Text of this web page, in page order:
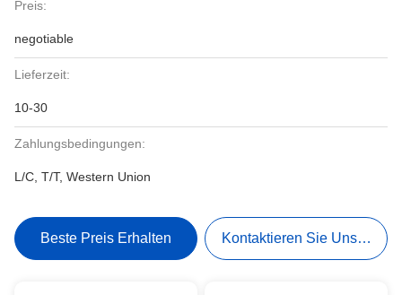
Preis:
negotiable
Lieferzeit:
10-30
Zahlungsbedingungen:
L/C, T/T, Western Union
Beste Preis Erhalten Kontaktieren Sie Uns Jetzt